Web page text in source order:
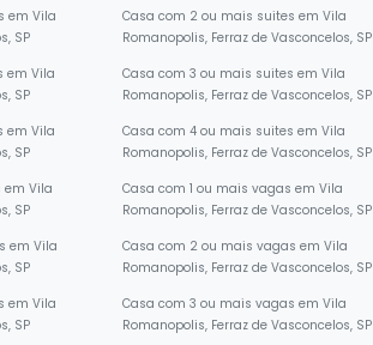
em Vila
SP
em Vila
SP
em Vila
SP
em Vila
SP
em Vila
SP
em Vila
SP
Casa com 2 ou mais suites em Vila
Romanopolis, Ferraz de Vasconcelos, SP
Casa com 3 ou mais suites em Vila
Romanopolis, Ferraz de Vasconcelos, SP
Casa com 4 ou mais suites em Vila
Romanopolis, Ferraz de Vasconcelos, SP
Casa com 1 ou mais vagas em Vila
Romanopolis, Ferraz de Vasconcelos, SP
Casa com 2 ou mais vagas em Vila
Romanopolis, Ferraz de Vasconcelos, SP
Casa com 3 ou mais vagas em Vila
Romanopolis, Ferraz de Vasconcelos, SP